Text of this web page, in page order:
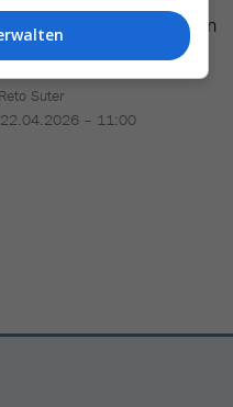
«EinKreuzfahrtschiff
kann
einfach
‹abgestellt›
Reto Suter
22.04.2026 – 11:00